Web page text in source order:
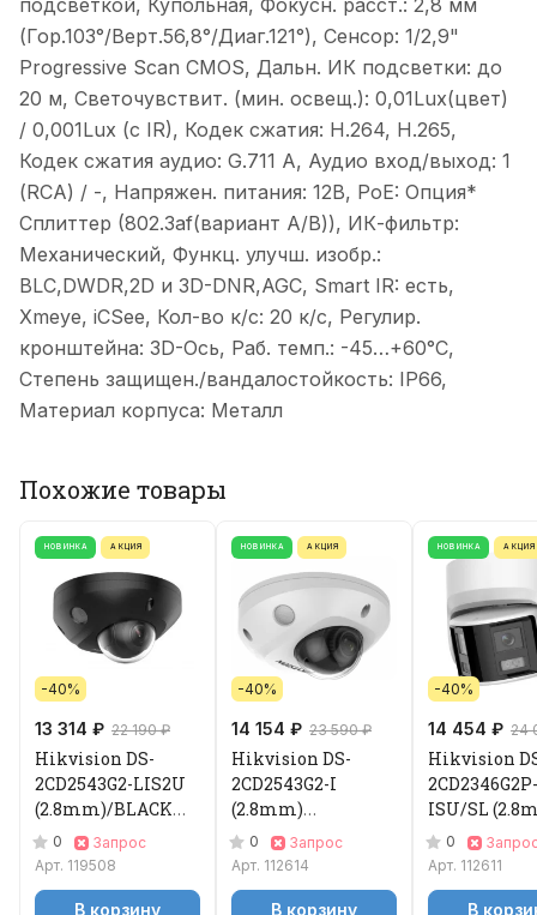
подсветкой, Купольная, Фокусн. расст.: 2,8 мм
(Гор.103°/Верт.56,8°/Диаг.121°), Сенсор: 1/2,9"
Progressive Scan CMOS, Дальн. ИК подсветки: до
20 м, Светочувствит. (мин. освещ.): 0,01Lux(цвет)
/ 0,001Lux (с IR), Кодек сжатия: H.264, H.265,
Кодек сжатия аудио: G.711 А, Аудио вход/выход: 1
(RCA) / -, Напряжен. питания: 12В, PoE: Опция*
Сплиттер (802.3af(вариант А/В)), ИК-фильтр:
Механический, Функц. улучш. изобр.:
BLC,DWDR,2D и 3D-DNR,AGC, Smart IR: есть,
Xmeye, iCSee, Кол-во к/с: 20 к/с, Регулир.
кронштейна: 3D-Ось, Раб. темп.: -45…+60°С,
Степень защищен./вандалостойкость: IP66,
Материал корпуса: Металл
Похожие товары
НОВИНКА АКЦИЯ
-40%
13 314 ₽ 22 190 ₽
Hikvision DS-
2CD2543G2-LIS2U
(2.8mm)/BLACK
Видеокамера IP
0
Запрос
Арт. 119508
В корзину
НОВИНКА АКЦИЯ
-40%
14 154 ₽ 23 590 ₽
Hikvision DS-
2CD2543G2-I
(2.8mm)
Видеокамера IP
0
Запрос
Арт. 112614
В корзину
НОВИНКА АКЦИЯ
-40%
14 454 ₽ 24
Hikvision
2CD2346G2P-
ISU/SL
0
Арт. 112611
В